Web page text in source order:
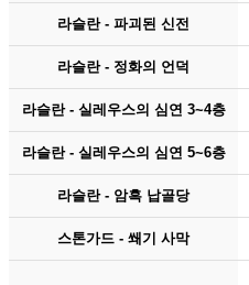
라슬란 - 파괴된 신전
라슬란 - 정화의 언덕
라슬란 - 실레우스의 심연 3~4층
라슬란 - 실레우스의 심연 5~6층
라슬란 - 암흑 납골당
스톤가드 - 쐐기 사막